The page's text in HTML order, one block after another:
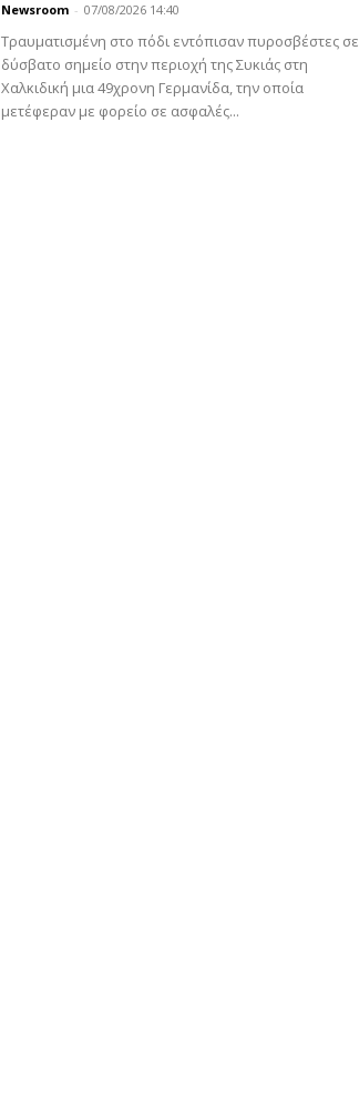
Newsroom - 07/08/2026 14:40
Τραυματισμένη στο πόδι εντόπισαν πυροσβέστες σε
δύσβατο σημείο στην περιοχή της Συκιάς στη
Χαλκιδική μια 49χρονη Γερμανίδα, την οποία
μετέφεραν με φορείο σε ασφαλές...